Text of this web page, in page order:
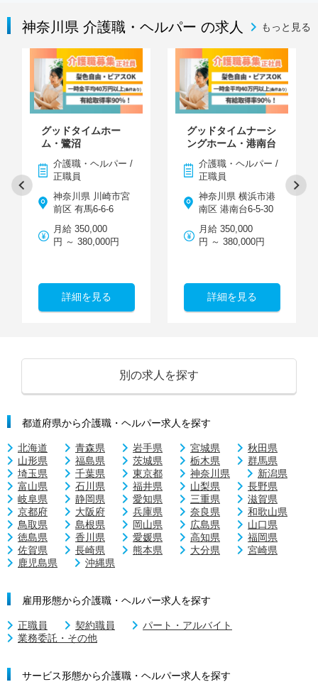
神奈川県 介護職・ヘルパー の求人 もっと見る
グッドタイムホー
ム・鷺沼
介護職・ヘルパー /
正職員
神奈川県 川崎市宮
前区 有馬6-6-6
月給 350,000
円 ～ 380,000円
詳細を見る
グッドタイムナーシ
ングホーム・港南台
介護職・ヘルパー /
正職員
神奈川県 横浜市港
南区 港南台6-5-30
月給 350,000
円 ～ 380,000円
詳細を見る
別の求人を探す
都道府県から介護職・ヘルパー求人を探す
北海道 青森県 岩手県 宮城県
秋田県
山形県
福島県 茨城県 栃木県
群馬県
埼玉県
千葉県 東京都 神奈川県
新潟県
富山県
石川県 福井県 山梨県
長野県
岐阜県
静岡県 愛知県 三重県
滋賀県
京都府
大阪府 兵庫県 奈良県
和歌山県
鳥取県
島根県 岡山県 広島県
山口県
徳島県
香川県 愛媛県 高知県
福岡県
佐賀県
長崎県 熊本県 大分県
宮崎県
鹿児島県
沖縄県
雇用形態から介護職・ヘルパー求人を探す
正職員 契約職員
パート・アルバイト
業務委託・その他
サービス形態から介護職・ヘルパー求人を探す